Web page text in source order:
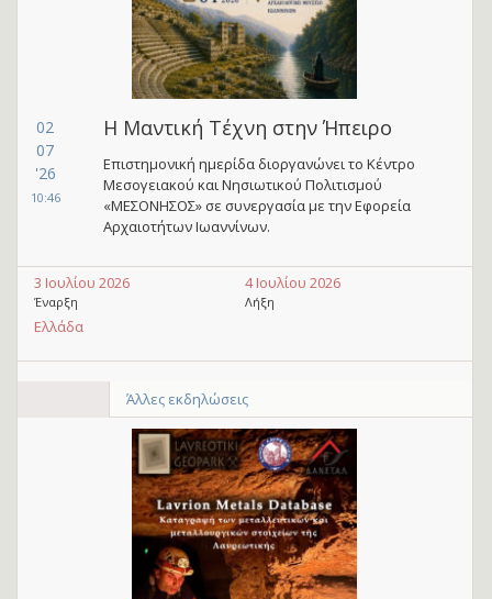
02
07
'26
10:46
Η Μαντική Τέχνη στην Ήπειρο
Επιστημονική ημερίδα διοργανώνει το Κέντρο
Μεσογειακού και Νησιωτικού Πολιτισμού
«ΜΕΣΟΝΗΣΟΣ» σε συνεργασία με την Εφορεία
Αρχαιοτήτων Ιωαννίνων.
3 Ιουλίου 2026
Έναρξη
4 Ιουλίου 2026
Λήξη
Ελλάδα
Άλλες εκδηλώσεις